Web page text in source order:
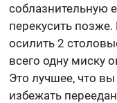
соблазнительную
перекусить
осилить 2
всего одну миску
Это лучшее, что
избежать